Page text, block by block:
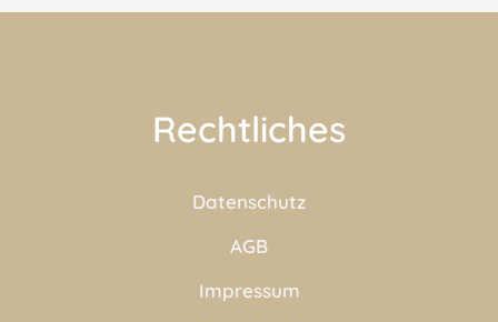
Rechtliches
Datenschutz
AGB
Impressum